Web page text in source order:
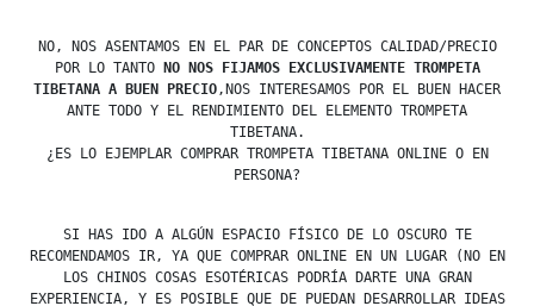
NO, NOS ASENTAMOS EN EL PAR DE CONCEPTOS CALIDAD/PRECIO
POR LO TANTO
NO NOS FIJAMOS EXCLUSIVAMENTE TROMPETA
TIBETANA A BUEN PRECIO,NOS INTERESAMOS POR EL BUEN HACER
ANTE TODO Y EL RENDIMIENTO DEL ELEMENTO TROMPETA
TIBETANA.
¿ES LO EJEMPLAR COMPRAR TROMPETA TIBETANA ONLINE O EN
PERSONA?
SI HAS IDO A ALGÚN ESPACIO FÍSICO DE LO OSCURO TE
RECOMENDAMOS IR, YA QUE COMPRAR ONLINE EN UN LUGAR (NO EN
LOS CHINOS COSAS ESOTÉRICAS PODRÍA DARTE UNA GRAN
EXPERIENCIA, Y ES POSIBLE QUE DE PUEDAN DESARROLLAR IDEAS